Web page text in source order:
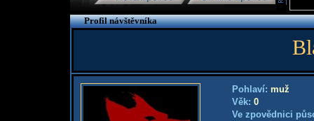
Profil návštěvníka
Pohlaví: muž
Věk: 0
Ve zpovědnici